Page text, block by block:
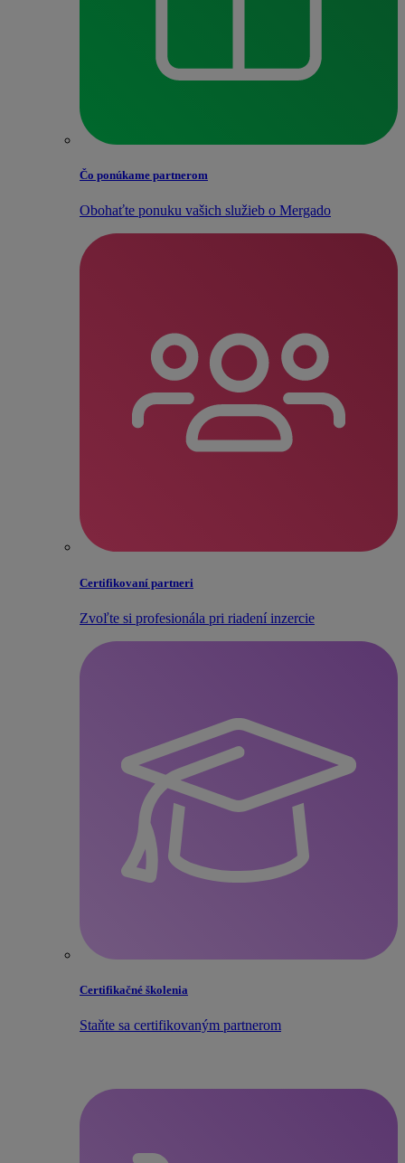
Čo ponúkame partnerom
Obohaťte ponuku vašich služieb o Mergado
Certifikovaní partneri
Zvoľte si profesionála pri riadení inzercie
Certifikačné školenia
Staňte sa certifikovaným partnerom